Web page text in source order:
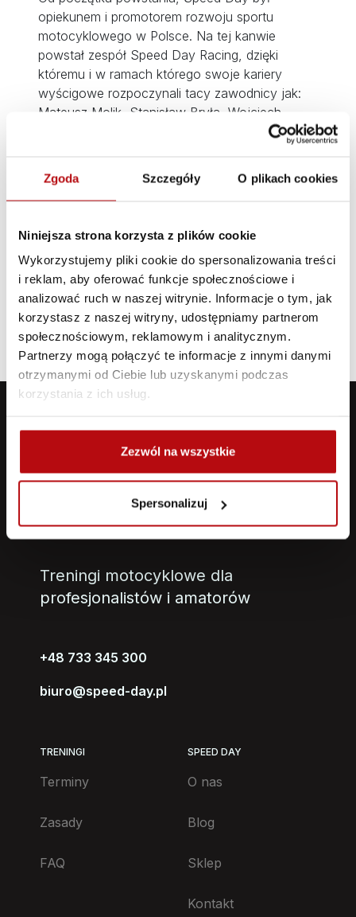
Zgoda Szczegóły O plikach cookies
Niniejsza strona korzysta z plików cookie
Wykorzystujemy pliki cookie do spersonalizowania treści
i reklam, aby oferować funkcje społecznościowe i
analizować ruch w naszej witrynie. Informacje o tym, jak
korzystasz z naszej witryny, udostępniamy partnerom
społecznościowym, reklamowym i analitycznym.
Partnerzy mogą połączyć te informacje z innymi danymi
otrzymanymi od Ciebie lub uzyskanymi podczas
korzystania z ich usług.
Zezwól na wszystkie
Spersonalizuj
opiekunem i promotorem rozwoju sportu
motocyklowego w Polsce. Na tej kanwie
powstał zespół Speed Day Racing, dzięki
któremu i w ramach którego swoje kariery
wyścigowe rozpoczynali tacy zawodnicy jak:
Mateusz Molik, Stanisław Bryła, Wojciech
zawodników:
Góra, Kawasaki ZX400 Ninja)
Adam Iwanicki (18 lat, Automobilklub
Wielkopolski, Yamaha YZF-R7)
Jan Winkler (17 lat, Automobilklub
Poznański, Kawasaki ZX400 Ninja)
Treningi motocyklowe dla
profesjonalistów i amatorów
+48 733 345 300
biuro@speed-day.pl
TRENINGI
Terminy
Zasady
FAQ
SPEED DAY
O nas
Blog
Sklep
Kontakt